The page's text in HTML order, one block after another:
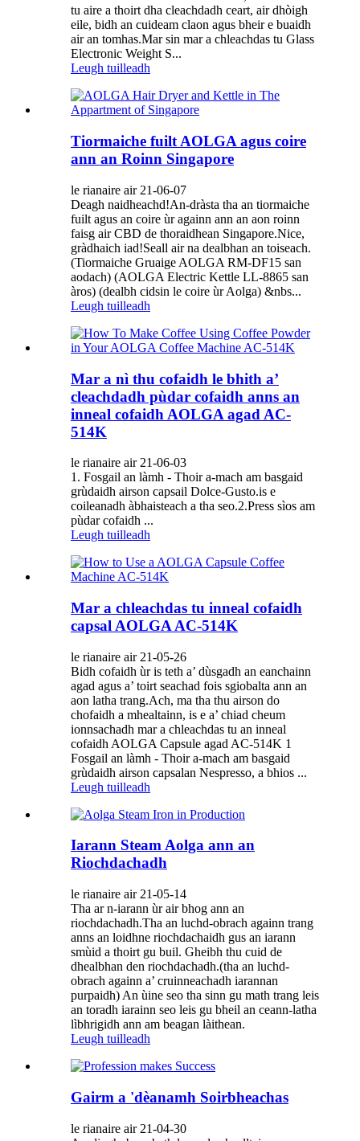
tu aire a thoirt dha cleachdadh ceart, air dhòigh
eile, bidh an cuideam claon agus bheir e buaidh
air an tomhas.Mar sin mar a chleachdas tu Glass
Electronic Weight S...
Leugh tuilleadh
Tiormaiche fuilt AOLGA agus coire
ann an Roinn Singapore
le rianaire air 21-06-07
Deagh naidheachd!An-dràsta tha an tiormaiche
fuilt agus an coire ùr againn ann an aon roinn
faisg air CBD de thoraidhean Singapore.Nice,
gràdhaich iad!Seall air na dealbhan an toiseach.
(Tiormaiche Gruaige AOLGA RM-DF15 san
aodach) (AOLGA Electric Kettle LL-8865 san
àros) (dealbh cidsin le coire ùr Aolga) &nbs...
Leugh tuilleadh
Mar a nì thu cofaidh le bhith a’
cleachdadh pùdar cofaidh anns an
inneal cofaidh AOLGA agad AC-
514K
le rianaire air 21-06-03
1. Fosgail an làmh - Thoir a-mach am basgaid
grùdaidh airson capsail Dolce-Gusto.is e
coileanadh àbhaisteach a tha seo.2.Press sìos am
pùdar cofaidh ...
Leugh tuilleadh
Mar a chleachdas tu inneal cofaidh
capsal AOLGA AC-514K
le rianaire air 21-05-26
Bidh cofaidh ùr is teth a’ dùsgadh an eanchainn
agad agus a’ toirt seachad fois sgiobalta ann an
aon latha trang.Ach, ma tha thu airson do
chofaidh a mhealtainn, is e a’ chiad cheum
ionnsachadh mar a chleachdas tu an inneal
cofaidh AOLGA Capsule agad AC-514K 1
Fosgail an làmh - Thoir a-mach am basgaid
grùdaidh airson capsalan Nespresso, a bhios ...
Leugh tuilleadh
Iarann ​​​​Steam Aolga ann an
Riochdachadh
le rianaire air 21-05-14
Tha ar n-iarann ​​​​ùr air bhog ann an
riochdachadh.Tha an luchd-obrach againn trang
anns an loidhne riochdachaidh gus an iarann ​​​​
smùid a thoirt gu buil. Gheibh thu cuid de
dhealbhan den riochdachadh.(tha an luchd-
obrach againn a’ cruinneachadh iarannan
purpaidh) An ùine seo tha sinn gu math trang leis
an toradh iarainn seo leis gu bheil an ceann-latha
lìbhrigidh ann am beagan làithean.
Leugh tuilleadh
Gairm a 'dèanamh Soirbheachas
le rianaire air 21-04-30